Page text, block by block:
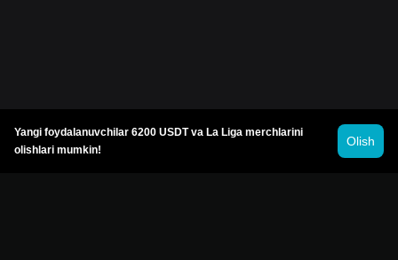
Yangi foydalanuvchilar 6200 USDT va La Liga merchlarini
olishlari mumkin!
Olish